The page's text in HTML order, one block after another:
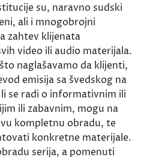
su, naravno sudski
ali i mnogobrojni
zahtev klijenata
video ili audio materijala.
naglašavamo da klijenti,
emisija sa švedskog na
se radi o informativnim ili
ili zabavnim, mogu na
kompletnu obradu, te
konkretne materijale.
serija, a pomenuti